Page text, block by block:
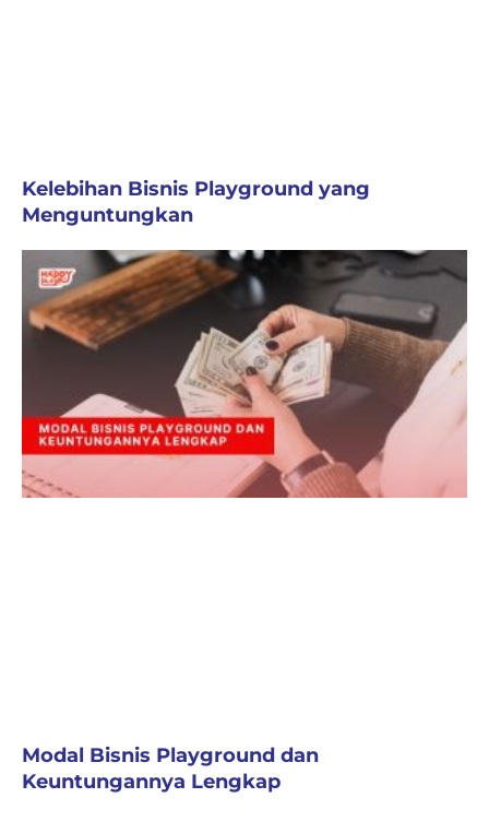
Kelebihan Bisnis Playground yang
Menguntungkan
Modal Bisnis Playground dan
Keuntungannya Lengkap